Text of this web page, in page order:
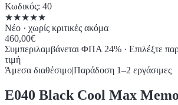
Κωδικός: 40
★★★★★
Νέο · χωρίς κριτικές ακόμα
460,00€
Συμπεριλαμβάνεται ΦΠΑ 24% · Επιλέξτε
τιμή
Άμεσα διαθέσιμο|Παράδοση 1–2 εργάσιμες
E040 Black Cool Max